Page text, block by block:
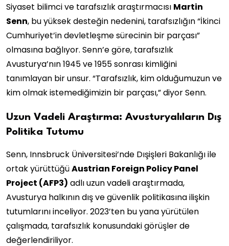
Siyaset bilimci ve tarafsızlık araştırmacısı Martin
Senn, bu yüksek desteğin nedenini, tarafsızlığın “İkinci
Cumhuriyet’in devletleşme sürecinin bir parçası”
olmasına bağlıyor. Senn’e göre, tarafsızlık
Avusturya’nın 1945 ve 1955 sonrası kimliğini
tanımlayan bir unsur. “Tarafsızlık, kim olduğumuzun ve
kim olmak istemediğimizin bir parçası,” diyor Senn.
Uzun Vadeli Araştırma: Avusturyalıların Dış
Politika Tutumu
Senn, Innsbruck Üniversitesi’nde Dışişleri Bakanlığı ile
ortak yürüttüğüAustrian Foreign Policy Panel
Project (AFP3) adlı uzun vadeli araştırmada,
Avusturya halkının dış ve güvenlik politikasına ilişkin
tutumlarını inceliyor. 2023’ten bu yana yürütülen
çalışmada, tarafsızlık konusundaki görüşler de
değerlendiriliyor.